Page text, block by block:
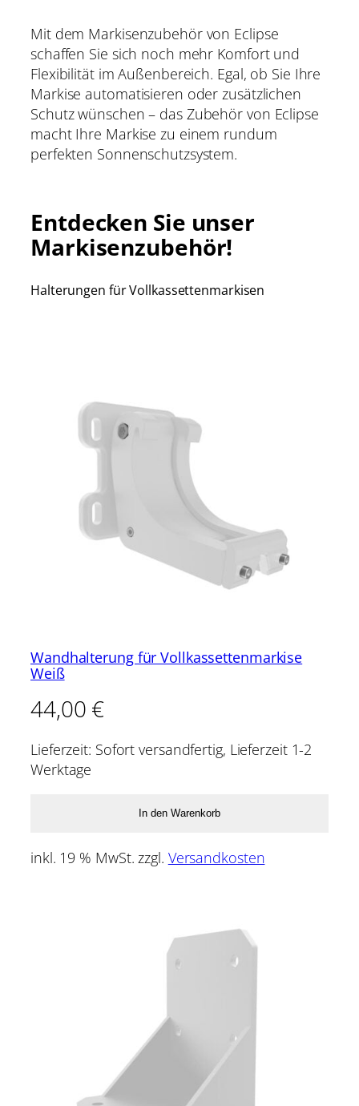
Mit dem Markisenzubehör von Eclipse
schaffen Sie sich noch mehr Komfort und
Flexibilität im Außenbereich. Egal, ob Sie Ihre
Markise automatisieren oder zusätzlichen
Schutz wünschen – das Zubehör von Eclipse
macht Ihre Markise zu einem rundum
perfekten Sonnenschutzsystem.
Entdecken Sie unser
Markisenzubehör!
Halterungen für Vollkassettenmarkisen
Wandhalterung für Vollkassettenmarkise
Weiß
44,00 €
Lieferzeit: Sofort versandfertig, Lieferzeit 1-2
Werktage
In den Warenkorb
inkl. 19 % MwSt. zzgl. Versandkosten